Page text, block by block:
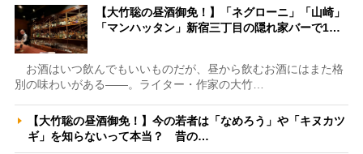
【大竹聡の昼酒御免！】「ネグローニ」「山崎」
「マンハッタン」新宿三丁目の隠れ家バーで1…
お酒はいつ飲んでもいいものだが、昼から飲むお酒にはまた格
別の味わいがある――。ライター・作家の大竹…
【大竹聡の昼酒御免！】今の若者は「なめろう」や「キヌカツ
ギ」を知らないって本当？ 昔の…